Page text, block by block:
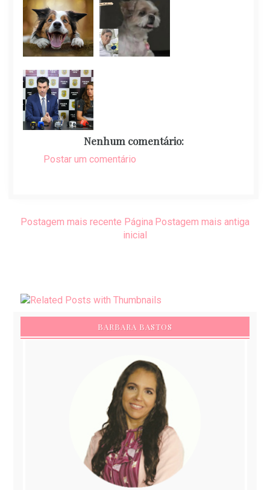
Nenhum comentário:
Postar um comentário
Postagem mais recente Postagem mais antiga
Página
inicial
BARBARA BASTOS